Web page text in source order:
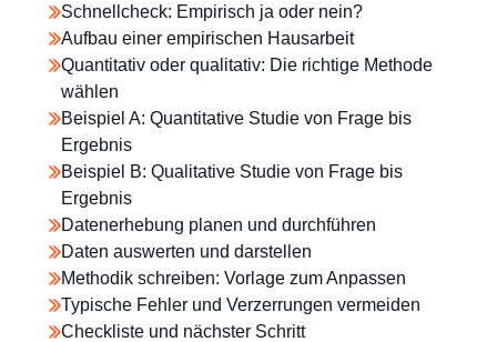
Schnellcheck: Empirisch ja oder nein?
Aufbau einer empirischen Hausarbeit
Quantitativ oder qualitativ: Die richtige Methode
wählen
Beispiel A: Quantitative Studie von Frage bis
Ergebnis
Beispiel B: Qualitative Studie von Frage bis
Ergebnis
Datenerhebung planen und durchführen
Daten auswerten und darstellen
Methodik schreiben: Vorlage zum Anpassen
Typische Fehler und Verzerrungen vermeiden
Checkliste und nächster Schritt